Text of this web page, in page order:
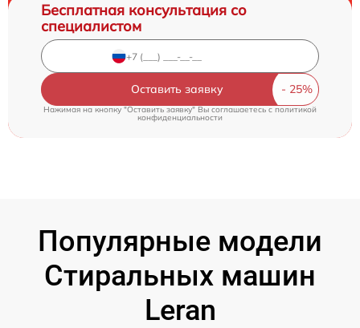
Бесплатная консультация со
специалистом
Оставить заявку
Нажимая на кнопку "Оставить заявку" Вы соглашаетесь cполитикой
конфиденциальности
Популярные модели
Стиральных машин
Leran